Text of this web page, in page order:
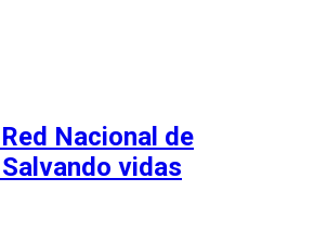
Nacional de
vidas